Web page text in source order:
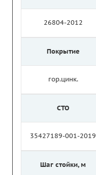
26804-2012
Покрытие
гор.цинк.
СТО
35427189-001-2019
Шаг стойки, м